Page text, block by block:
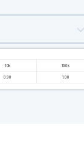
10k 100k
0.90 1.00